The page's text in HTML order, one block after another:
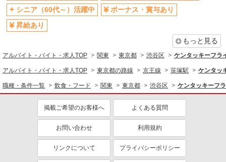
ミドル（40代～）活躍中
ボーナス・賞与あり
週1日勤務OK
上場企業・上場企業のグループ会
扶養内勤務OK
交通費支給
社会保険あり
まかない・食事補助
社員登用あり
シニア（60代～）活躍中
ボーナス・賞与あり
昇給あり
もっと見る
アルバイト・バイト・求人TOP 関東 東京都 渋谷区 ケンタッキーフ
アルバイト・バイト・求人TOP 東京都の路線 京王線 笹塚駅 ケンタッ
職種・条件一覧 飲食・フード 関東 東京都 渋谷区 ケンタッキーフ
掲載ご希望のお客様へ よくある質問
お問い合わせ 利用規約
リンクについて プライバシーポリシー